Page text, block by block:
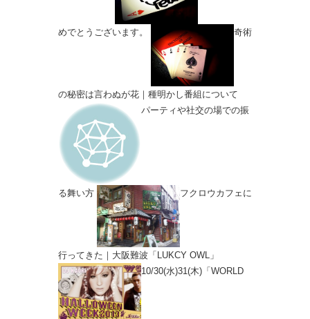
めでとうございます。 奇術
の秘密は言わぬが花｜種明かし番組について
パーティや社交の場での振
る舞い方 フクロウカフェに
行ってきた｜大阪難波「LUKCY OWL」
10/30(水)31(木)「WORLD